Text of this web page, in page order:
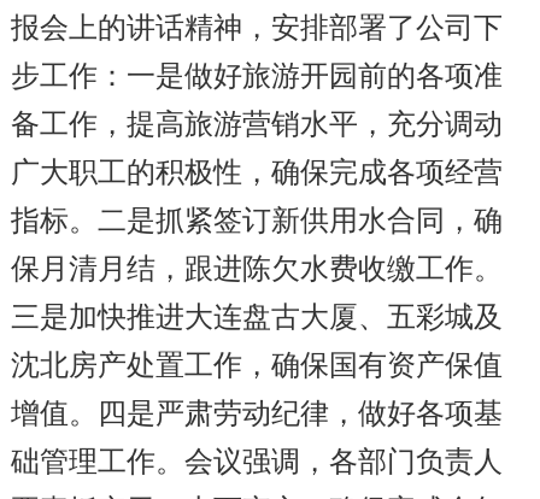
报会上的讲话精神，安排部署了公司下
步工作：一是做好旅游开园前的各项准
备工作，提高旅游营销水平，充分调动
广大职工的积极性，确保完成各项经营
指标。二是抓紧签订新供用水合同，确
保月清月结，跟进陈欠水费收缴工作。
三是加快推进大连盘古大厦、五彩城及
沈北房产处置工作，确保国有资产保值
增值。四是严肃劳动纪律，做好各项基
础管理工作。会议强调，各部门负责人